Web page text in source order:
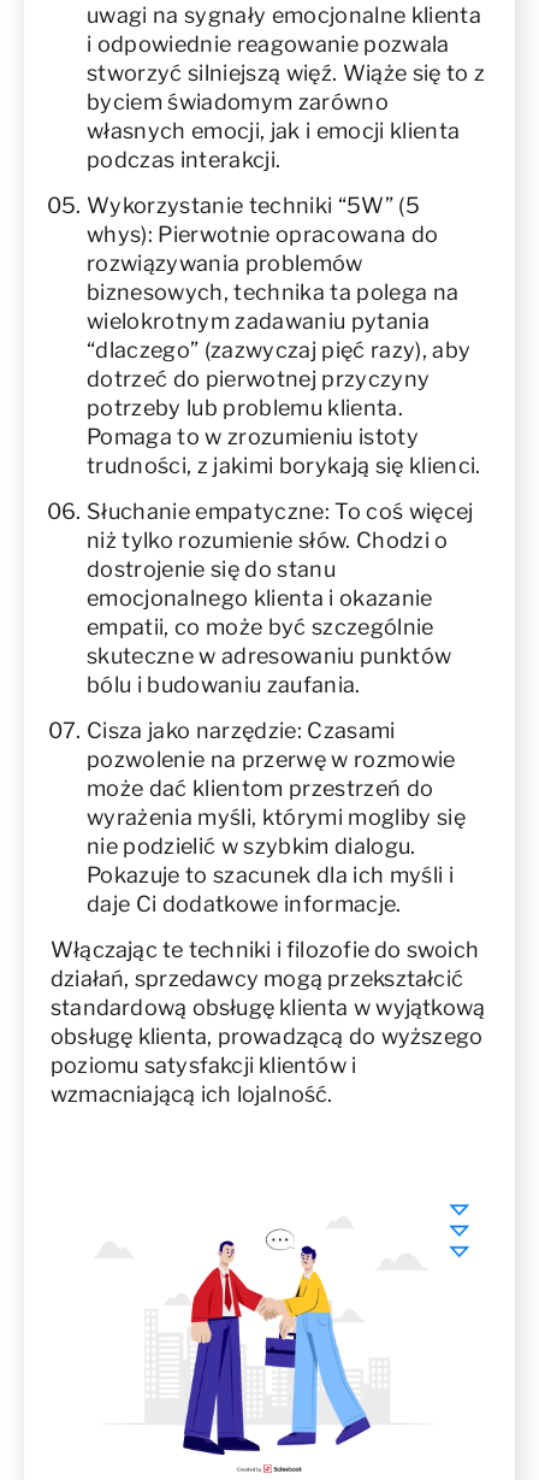
uwagi na sygnały emocjonalne klienta
i odpowiednie reagowanie pozwala
stworzyć silniejszą więź. Wiąże się to z
byciem świadomym zarówno
własnych emocji, jak i emocji klienta
podczas interakcji.
Wykorzystanie techniki “5W” (5
whys): Pierwotnie opracowana do
rozwiązywania problemów
biznesowych, technika ta polega na
wielokrotnym zadawaniu pytania
“dlaczego” (zazwyczaj pięć razy), aby
dotrzeć do pierwotnej przyczyny
potrzeby lub problemu klienta.
Pomaga to w zrozumieniu istoty
trudności, z jakimi borykają się klienci.
Słuchanie empatyczne: To coś więcej
niż tylko rozumienie słów. Chodzi o
dostrojenie się do stanu
emocjonalnego klienta i okazanie
empatii, co może być szczególnie
skuteczne w adresowaniu punktów
bólu i budowaniu zaufania.
Cisza jako narzędzie: Czasami
pozwolenie na przerwę w rozmowie
może dać klientom przestrzeń do
wyrażenia myśli, którymi mogliby się
nie podzielić w szybkim dialogu.
Pokazuje to szacunek dla ich myśli i
daje Ci dodatkowe informacje.
Włączając te techniki i filozofie do swoich
działań, sprzedawcy mogą przekształcić
standardową obsługę klienta w wyjątkową
obsługę klienta, prowadzącą do wyższego
poziomu satysfakcji klientów i
wzmacniającą ich lojalność.